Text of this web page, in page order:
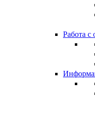
Работа с